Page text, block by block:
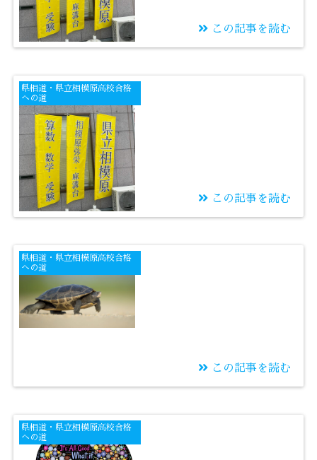
かった気になるな
この記事を読む
県相道・県立相模原高校合格
への道
くためのもの
この記事を読む
県相道・県立相模原高校合格
への道
礎を組んだか
この記事を読む
県相道・県立相模原高校合格
への道